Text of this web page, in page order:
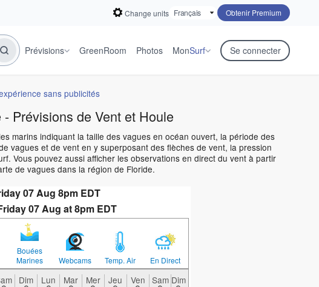
Change units Obtenir Premium
Prévisions GreenRoom Photos MonSurf Se connecter
sans publicités
Prévisions de Vent et Houle
marins indiquant la taille des vagues en océan ouvert, la période des
vagues et de vent en y superposant des flèches de vent, la pression
Vous pouvez aussi afficher les observations en direct du vent à partir
de vagues dans la région de Floride.
07 Aug 8pm EDT
07 Aug at 8pm EDT
Bouées
Marines
Webcams Temp. Air En Direct
Dim Lun Mar Mer Jeu Ven Sam Dim